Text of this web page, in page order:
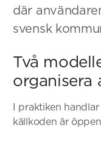
där
svensk
Två
organisera
I praktiken
källkoden är